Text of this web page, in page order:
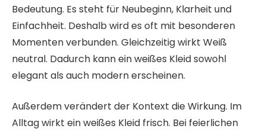
Bedeutung. Es steht für Neubeginn, Klarheit und
Einfachheit. Deshalb wird es oft mit besonderen
Momenten verbunden. Gleichzeitig wirkt Weiß
neutral. Dadurch kann ein weißes Kleid sowohl
elegant als auch modern erscheinen.
Außerdem verändert der Kontext die Wirkung. Im
Alltag wirkt ein weißes Kleid frisch. Bei feierlichen